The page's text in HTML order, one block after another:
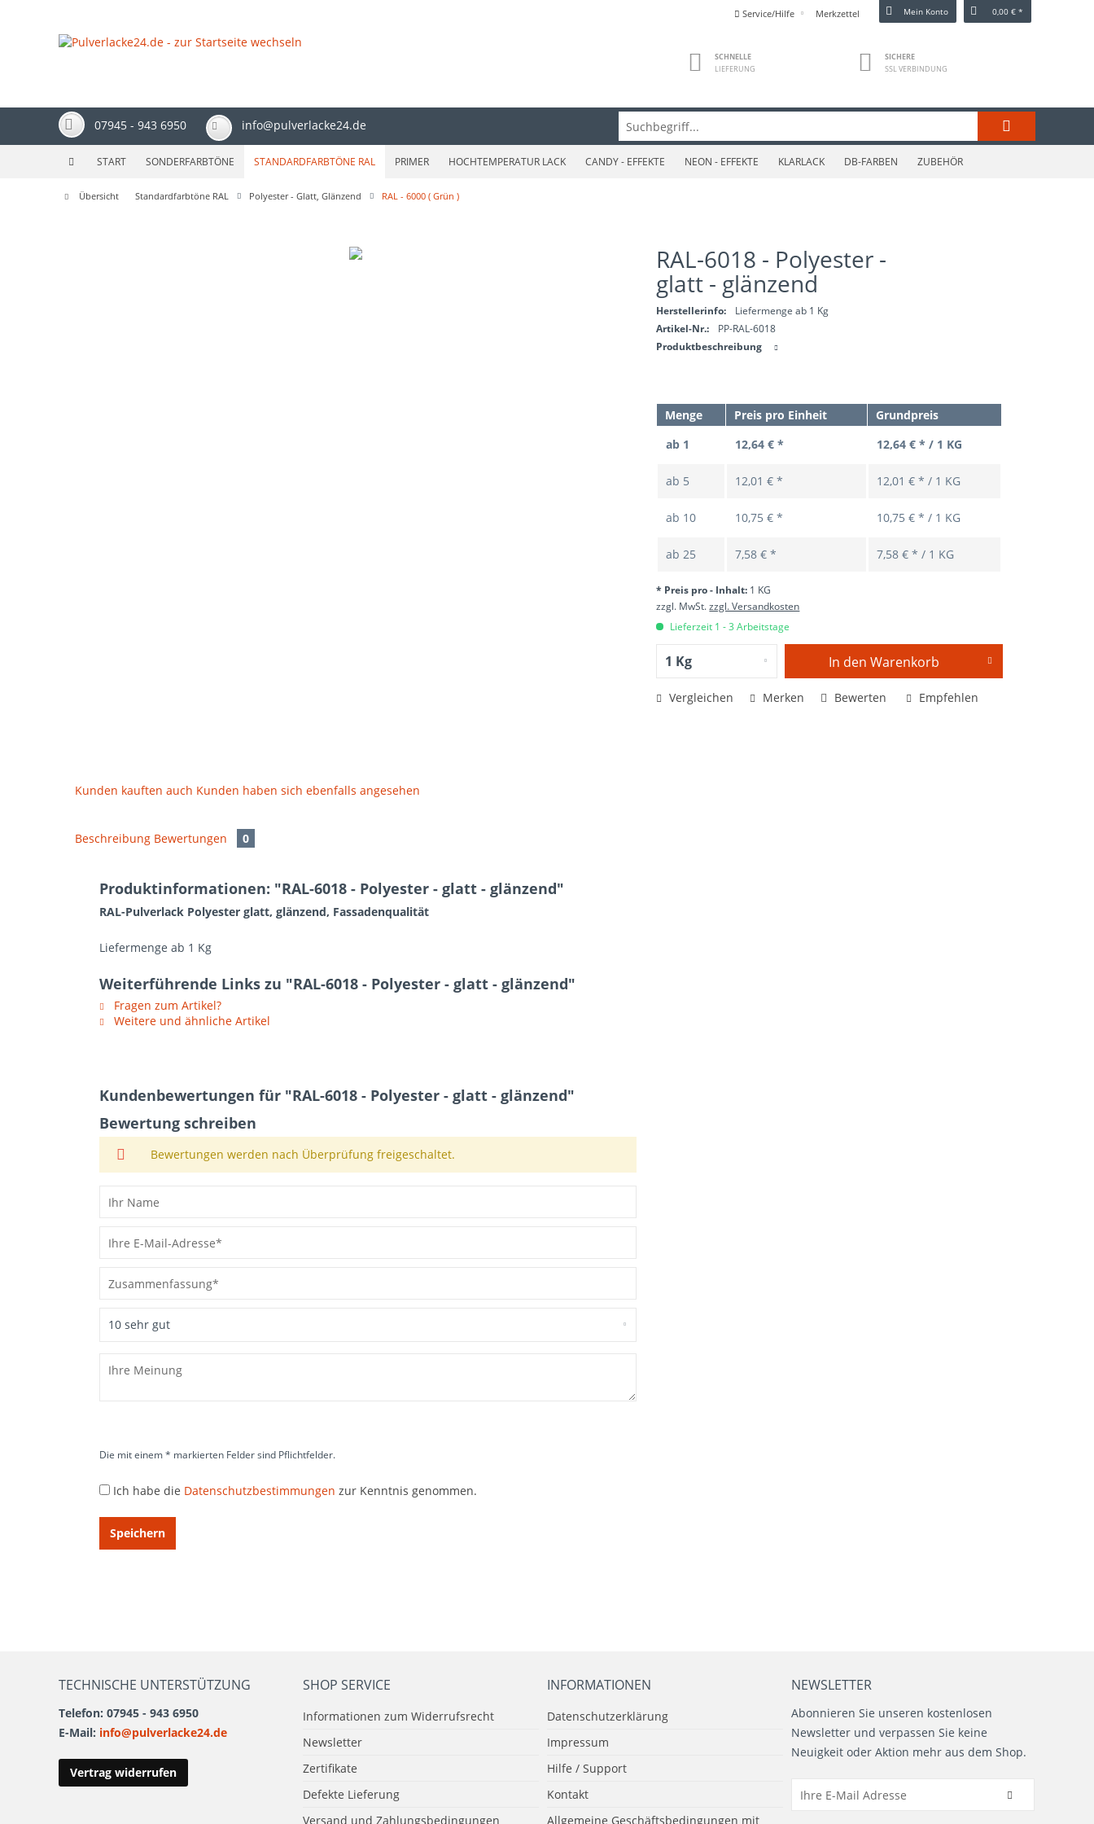
Service/Hilfe
SICHERE
SSL VERBINDUNG
SCHNELLE
LIEFERUNG
Merkzettel Mein Konto 0,00 € *
07945 - 943 6950 info@pulverlacke24.de
START SONDERFARBTÖNE STANDARDFARBTÖNE RAL PRIMER HOCHTEMPERATUR LACK CANDY - EFFEKTE NEON - EFFEKTE KLARLACK DB-FARBEN ZUBEHÖR
Übersicht Standardfarbtöne RAL Polyester - Glatt, Glänzend RAL - 6000 ( Grün )
RAL-6018 - Polyester -
glatt - glänzend
Herstellerinfo:
Liefermenge ab 1 Kg
Artikel-Nr.:
PP-RAL-6018
Produktbeschreibung
Menge Preis pro Einheit
Grundpreis
ab 1
12,64 € * 12,64 € * / 1 KG
ab 5 12,01 € * 12,01 € * / 1 KG
ab 10 10,75 € * 10,75 € * / 1 KG
ab25 7,58 € * 7,58 € * / 1 KG
* Preis pro - Inhalt: 1 KG
zzgl. MwSt.zzgl. Versandkosten
Lieferzeit 1 - 3 Arbeitstage
In den Warenkorb
Vergleichen Merken Bewerten Empfehlen
Kunden kauften auch Kunden haben sich ebenfalls angesehen
Beschreibung Bewertungen 0
Produktinformationen: "RAL-6018 - Polyester - glatt - glänzend"
RAL-Pulverlack Polyester glatt, glänzend, Fassadenqualität
Liefermenge ab 1 Kg
Weiterführende Links zu "RAL-6018 - Polyester - glatt - glänzend"
Fragen zum Artikel?
Weitere und ähnliche Artikel
Kundenbewertungen für "RAL-6018 - Polyester - glatt - glänzend"
Bewertung schreiben
Bewertungen werden nach Überprüfung freigeschaltet.
Die mit einem * markierten Felder sind Pflichtfelder.
Ich habe die Datenschutzbestimmungen zur Kenntnis genommen.
Speichern
TECHNISCHE UNTERSTÜTZUNG
Telefon: 07945 - 943 6950
E-Mail: info@pulverlacke24.de
Vertrag widerrufen
SHOP SERVICE
Informationen zum Widerrufsrecht
Newsletter
Zertifikate
Defekte Lieferung
Versand und Zahlungsbedingungen
INFORMATIONEN
Datenschutzerklärung
Impressum
Hilfe / Support
Kontakt
Allgemeine Geschäftsbedingungen mit
NEWSLETTER
Abonnieren Sie unseren kostenlosen
Newsletter und verpassen Sie keine
Neuigkeit oder Aktion mehr aus dem Shop.